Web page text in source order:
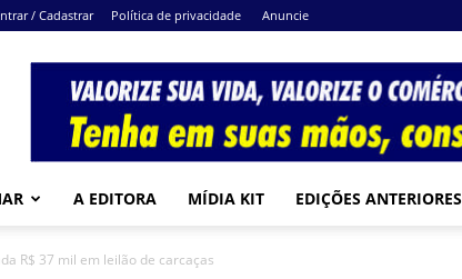
/ Cadastrar Política de privacidade Anuncie
A EDITORA MÍDIA KIT EDIÇÕES ANTERIORES
R$ 37 mil em leilão de carcaças